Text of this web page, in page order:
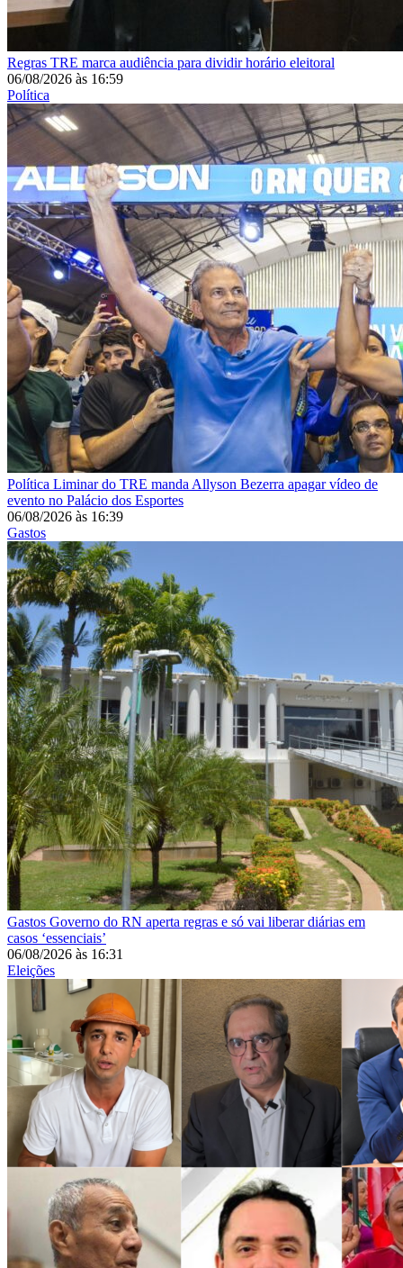
Regras TRE marca audiência para dividir horário eleitoral
06/08/2026 às 16:59
Política
Política Liminar do TRE manda Allyson Bezerra apagar vídeo de
evento no Palácio dos Esportes
06/08/2026 às 16:39
Gastos
Gastos Governo do RN aperta regras e só vai liberar diárias em
casos ‘essenciais’
06/08/2026 às 16:31
Eleições